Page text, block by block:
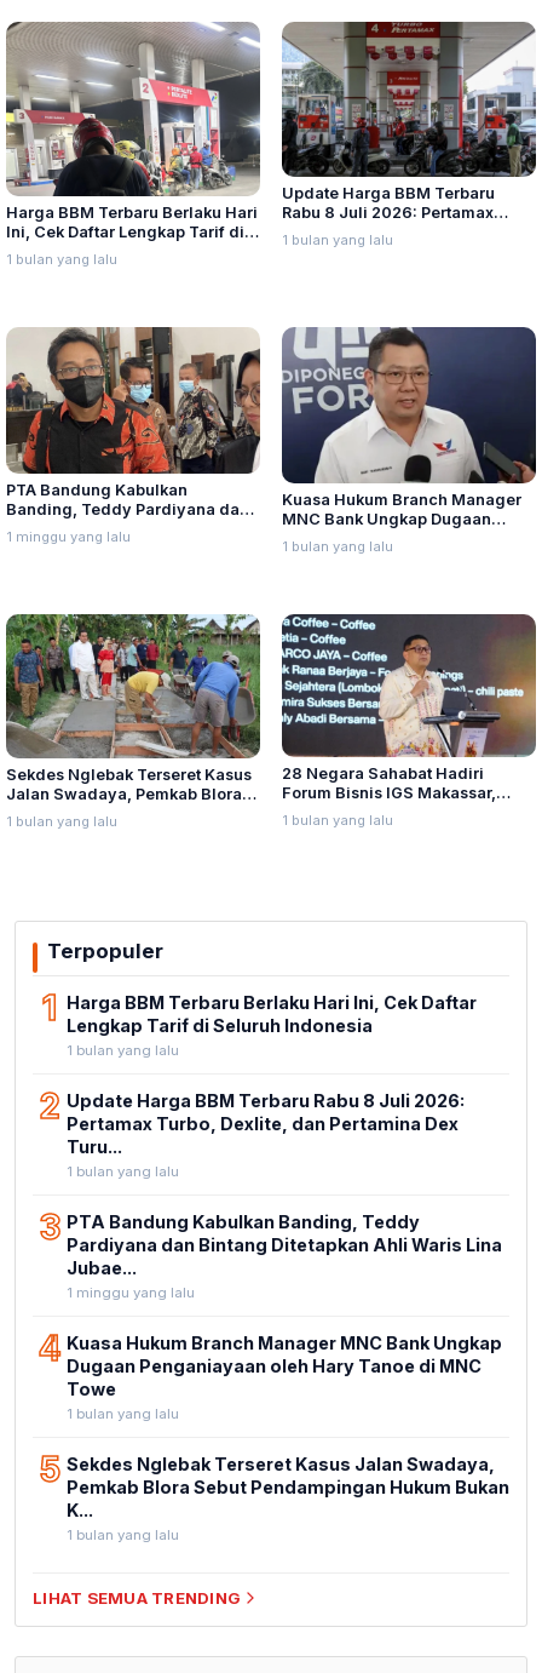
Harga BBM Terbaru Berlaku Hari
Ini, Cek Daftar Lengkap Tarif di
Seluruh Indonesia
1 bulan yang lalu
Update Harga BBM Terbaru
Rabu 8 Juli 2026: Pertamax
Turbo, Dexlite, dan Pertamina
Dex Turun
1 bulan yang lalu
PTA Bandung Kabulkan
Banding, Teddy Pardiyana dan
Bintang Ditetapkan Ahli Waris
Lina Jubaedah
1 minggu yang lalu
Kuasa Hukum Branch Manager
MNC Bank Ungkap Dugaan
Penganiayaan oleh Hary Tanoe
di MNC Towe
1 bulan yang lalu
Sekdes Nglebak Terseret Kasus
Jalan Swadaya, Pemkab Blora
Sebut Pendampingan Hukum
Bukan Kewenangannya
1 bulan yang lalu
28 Negara Sahabat Hadiri
Forum Bisnis IGS Makassar,
Munafri Tawarkan Investasi
Stadion Untia
1 bulan yang lalu
Terpopuler
1 Harga BBM Terbaru Berlaku Hari Ini, Cek Daftar
Lengkap Tarif di Seluruh Indonesia
1 bulan yang lalu
2 Update Harga BBM Terbaru Rabu 8 Juli 2026:
Pertamax Turbo, Dexlite, dan Pertamina Dex
Turu...
1 bulan yang lalu
3 PTA Bandung Kabulkan Banding, Teddy
Pardiyana dan Bintang Ditetapkan Ahli Waris Lina
Jubae...
1 minggu yang lalu
4 Kuasa Hukum Branch Manager MNC Bank Ungkap
Dugaan Penganiayaan oleh Hary Tanoe di MNC
Towe
1 bulan yang lalu
5 Sekdes Nglebak Terseret Kasus Jalan Swadaya,
Pemkab Blora Sebut Pendampingan Hukum Bukan
K...
1 bulan yang lalu
LIHAT SEMUA TRENDING